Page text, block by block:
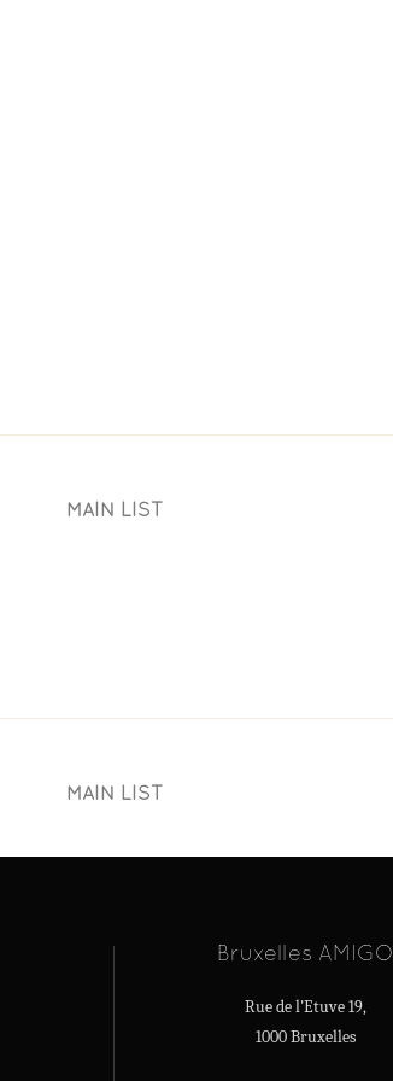
MAIN LIST
MAIN LIST
Bruxelles AMIGO
Rue de l'Etuve 19,
1000 Bruxelles